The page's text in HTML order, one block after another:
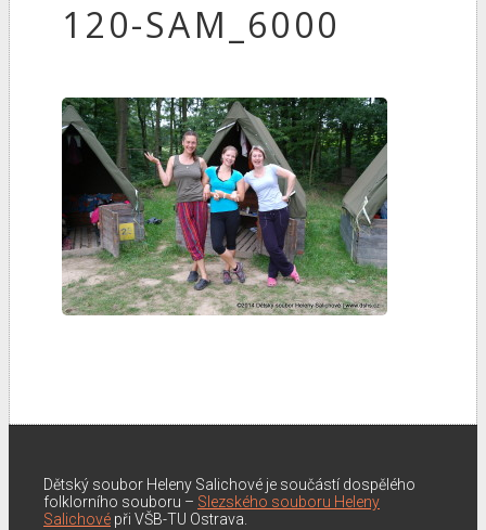
120-SAM_6000
Dětský soubor Heleny Salichové je součástí dospělého
folklorního souboru – Slezského souboru Heleny
Salichové při VŠB-TU Ostrava.